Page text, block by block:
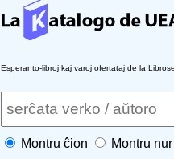
Esperanto-libroj kaj varoj ofertataj de la
Montru ĉion Montru